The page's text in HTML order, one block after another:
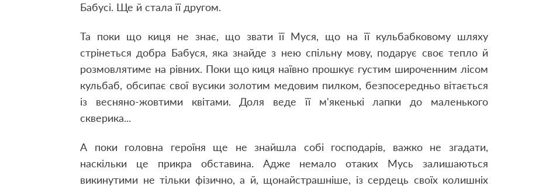
Бабусі. Ще й стала її другом.
Та поки що киця не знає, що звати її Муся, що на її кульбабковому шляху
стрінеться добра Бабуся, яка знайде з нею спільну мову, подарує своє тепло й
розмовлятиме на рівних. Поки що киця наївно прошкує густим широченним лісом
кульбаб, обсипає свої вусики золотим медовим пилком, безпосередньо вітається
із весняно-жовтими квітами. Доля веде її м'якенькі лапки до маленького
скверика...
А поки головна героїня ще не знайшла собі господарів, важко не згадати,
наскільки це прикра обставина. Адже немало отаких Мусь залишаються
викинутими не тільки фізично, а й, щонайстрашніше, із сердець своїх колишніх